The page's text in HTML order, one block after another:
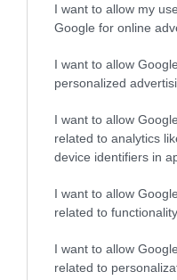
I want to allow my
Google for online
I want to allow
personalized
I want to allow
related to analytics
device identifiers in
I want to allow
related to
I want to allow
related to
ΑΣΤΡΟΛΟΓΙΚΕΣ